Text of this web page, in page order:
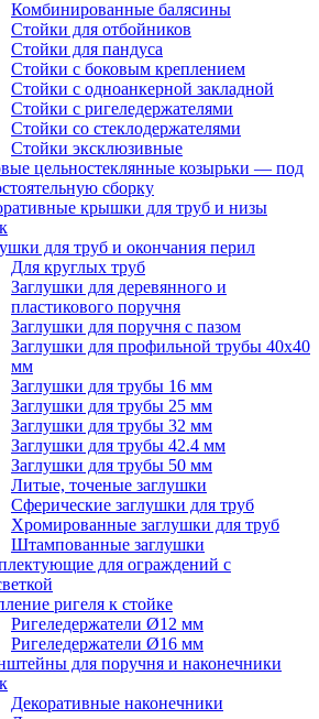
Комбинированные балясины
Стойки для отбойников
Стойки для пандуса
Стойки с боковым креплением
Стойки с одноанкерной закладной
Стойки с ригеледержателями
Стойки со стеклодержателями
Стойки эксклюзивные
цельностеклянные козырьки — под
сборку
крышки для труб и низы
для труб и окончания перил
Для круглых труб
Заглушки для деревянного и
пластикового поручня
Заглушки для поручня с пазом
Заглушки для профильной трубы 40х40
мм
Заглушки для трубы 16 мм
Заглушки для трубы 25 мм
Заглушки для трубы 32 мм
Заглушки для трубы 42.4 мм
Заглушки для трубы 50 мм
Литые, точеные заглушки
Сферические заглушки для труб
Хромированные заглушки для труб
Штампованные заглушки
для ограждений с
ригеля к стойке
Ригеледержатели Ø12 мм
Ригеледержатели Ø16 мм
для поручня и наконечники
Декоративные наконечники